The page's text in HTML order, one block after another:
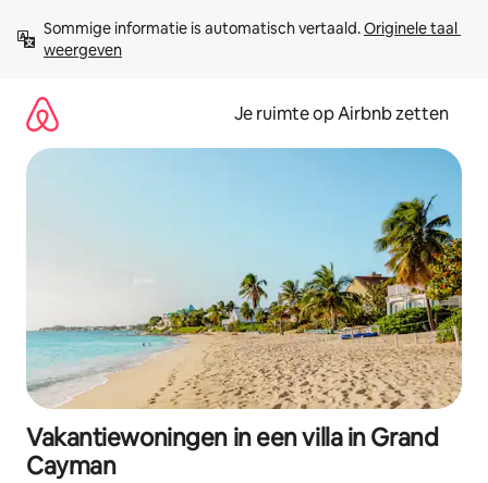
direct
naar
Sommige informatie is automatisch vertaald. Originele taal
weergeven
Je ruimte op Airbnb zetten
Vakantiewoningen in een villa in Grand
Cayman